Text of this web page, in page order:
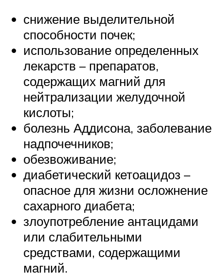
снижение выделительной
способности почек;
использование определенных
лекарств – препаратов,
содержащих магний для
нейтрализации желудочной
кислоты;
болезнь Аддисона, заболевание
надпочечников;
обезвоживание;
диабетический кетоацидоз –
опасное для жизни осложнение
сахарного диабета;
злоупотребление антацидами
или слабительными
средствами, содержащими
магний.